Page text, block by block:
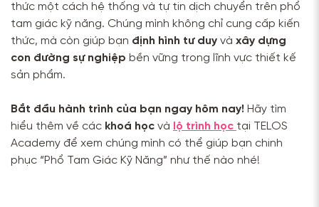
thức một cách hệ thống và tự tin dịch chuyển trên phổ
tam giác kỹ năng. Chúng mình không chỉ cung cấp kiến
thức, mà còn giúp bạn định hình tư duy và xây dựng
con đường sự nghiệp bền vững trong lĩnh vực thiết kế
sản phẩm.
Bắt đầu hành trình của bạn ngay hôm nay! Hãy tìm
hiểu thêm về các khoá học và lộ trình học tại TELOS
Academy để xem chúng mình có thể giúp bạn chinh
phục “Phổ Tam Giác Kỹ Năng” như thế nào nhé!